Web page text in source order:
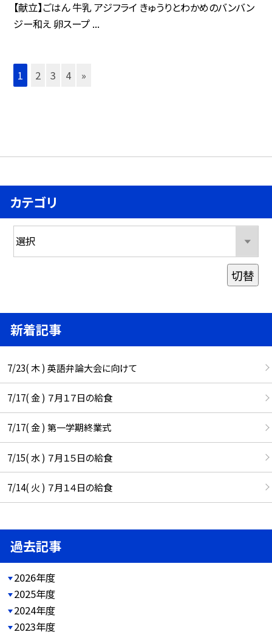
【献立】ごはん 牛乳 アジフライ きゅうりとわかめのバンバン
ジー和え 卵スープ ...
1 2 3 4 »
カテゴリ
切替
新着記事
7/23( 木 ) 英語弁論大会に向けて
7/17( 金 ) ７月１７日の給食
7/17( 金 ) 第一学期終業式
7/15( 水 ) ７月１５日の給食
7/14( 火 ) ７月１４日の給食
過去記事
2026年度
2025年度
2024年度
2023年度